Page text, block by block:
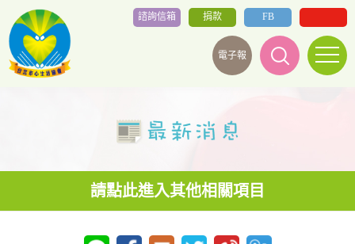
電子報
FB
捐款
諮詢信箱